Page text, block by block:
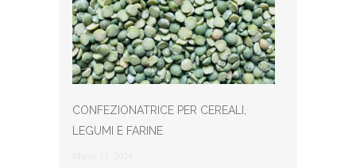
CONFEZIONATRICE PER CEREALI,
LEGUMI E FARINE